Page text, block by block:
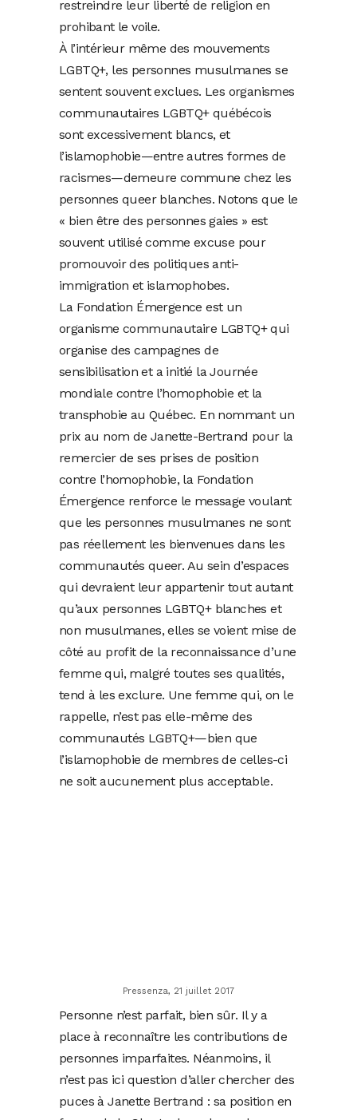
restreindre leur liberté de religion en
prohibant le voile.
À l’intérieur même des mouvements
LGBTQ+, les personnes musulmanes se
sentent souvent exclues. Les organismes
communautaires LGBTQ+ québécois
sont excessivement blancs, et
l’islamophobie—entre autres formes de
racismes—demeure commune chez les
personnes queer blanches. Notons que le
« bien être des personnes gaies » est
souvent utilisé comme excuse pour
promouvoir des politiques anti-
immigration et islamophobes.
La Fondation Émergence est un
organisme communautaire LGBTQ+ qui
organise des campagnes de
sensibilisation et a initié la Journée
mondiale contre l’homophobie et la
transphobie au Québec. En nommant un
prix au nom de Janette-Bertrand pour la
remercier de ses prises de position
contre l’homophobie, la Fondation
Émergence renforce le message voulant
que les personnes musulmanes ne sont
pas réellement les bienvenues dans les
communautés queer. Au sein d’espaces
qui devraient leur appartenir tout autant
qu’aux personnes LGBTQ+ blanches et
non musulmanes, elles se voient mise de
côté au profit de la reconnaissance d’une
femme qui, malgré toutes ses qualités,
tend à les exclure. Une femme qui, on le
rappelle, n’est pas elle-même des
communautés LGBTQ+—bien que
l’islamophobie de membres de celles-ci
ne soit aucunement plus acceptable.
Pressenza, 21 juillet 2017
Personne n’est parfait, bien sûr. Il y a
place à reconnaître les contributions de
personnes imparfaites. Néanmoins, il
n’est pas ici question d’aller chercher des
puces à Janette Bertrand : sa position en